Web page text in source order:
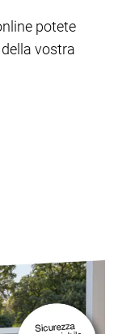
potete
vostra